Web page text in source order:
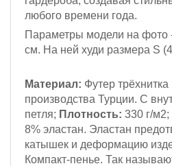
любого времени года.
Параметры модели на фото
см. На ней худи размера S
Материал: Футер трёхнитка
производства Турции. С
петля; Плотность: 330 г/м2;
8% эластан. Эластан
катышек и деформацию
Компакт-пенье. Так